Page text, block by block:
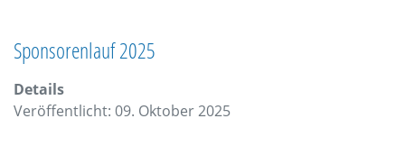
Sponsorenlauf 2025
Details
Veröffentlicht: 09. Oktober 2025